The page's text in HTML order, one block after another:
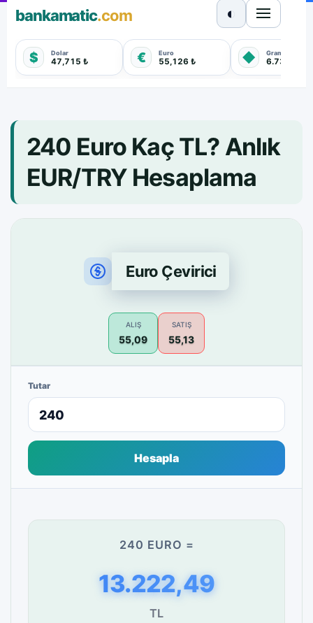
bankamatic.com
$ Dolar
47,715 ₺ € Euro
55,126 ₺ ◆ Gram Altın
6.733,450
◐
240 Euro Kaç TL? Anlık
EUR/TRY Hesaplama
Euro Çevirici
ALIŞ
55,09
SATIŞ
55,13
Tutar
Hesapla
240 EURO =
13.222,49
TL